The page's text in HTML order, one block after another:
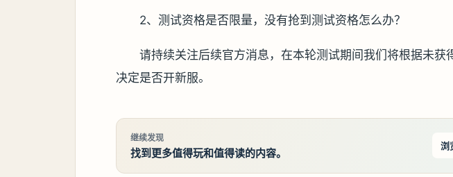
2、测试资格是否限量，没有抢到测试资格怎么办？
请持续关注后续官方消息，在本轮测试期间我们将根据未获
决定是否开新服。
继续发现
找到更多值得玩和值得读的内容。
浏